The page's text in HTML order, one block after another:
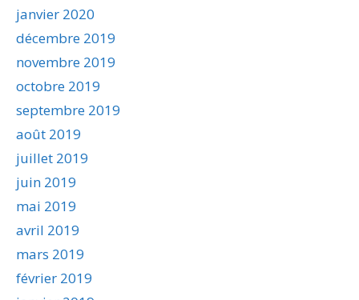
janvier 2020
décembre 2019
novembre 2019
octobre 2019
septembre 2019
août 2019
juillet 2019
juin 2019
mai 2019
avril 2019
mars 2019
février 2019